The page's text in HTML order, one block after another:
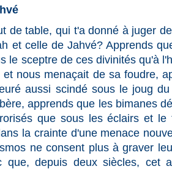
de table, qui t'a donné à juger
et celle de Jahvé? Apprends
le sceptre de ces divinités qu'à
nous menaçait de sa foudre,
aussi scindé sous le joug
apprends que les bimanes
que sous les éclairs et le
la crainte d'une menace
ne consent plus à graver
que, depuis deux siècles, cet